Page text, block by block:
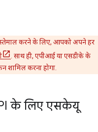
करने के लिए, आपको अपने हर
. साथ ही, एपीआई या एसडीके के
शामिल करना होगा.
के लिए एसकेयू